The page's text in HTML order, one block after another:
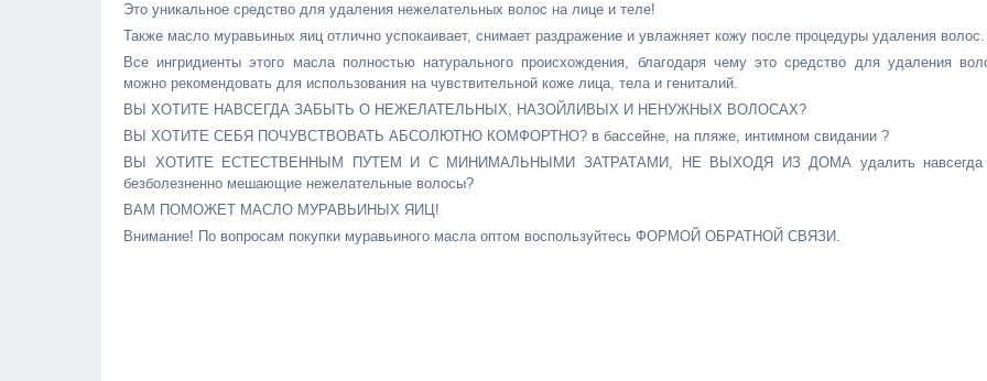
Это уникальное средство для удаления нежелательных волос на лице и теле!
Также масло муравьиных яиц отлично успокаивает, снимает раздражение и увлажняет кожу после процедуры удаления волос.
Все ингридиенты этого масла полностью натурального происхождения, благодаря чему это средство для удаления
можно рекомендовать для использования на чувствительной коже лица, тела и гениталий.
ВЫ ХОТИТЕ НАВСЕГДА ЗАБЫТЬ О НЕЖЕЛАТЕЛЬНЫХ, НАЗОЙЛИВЫХ И НЕНУЖНЫХ ВОЛОСАХ?
ВЫ ХОТИТЕ СЕБЯ ПОЧУВСТВОВАТЬ АБСОЛЮТНО КОМФОРТНО? в бассейне, на пляже, интимном свидании ?
ВЫ ХОТИТЕ ЕСТЕСТВЕННЫМ ПУТЕМ И С МИНИМАЛЬНЫМИ ЗАТРАТАМИ, НЕ ВЫХОДЯ ИЗ ДОМА удалить навсегда
безболезненно мешающие нежелательные волосы?
ВАМ ПОМОЖЕТ МАСЛО МУРАВЬИНЫХ ЯИЦ!
Внимание! По вопросам покупки муравьиного масла оптом воспользуйтесь ФОРМОЙ ОБРАТНОЙ СВЯЗИ.